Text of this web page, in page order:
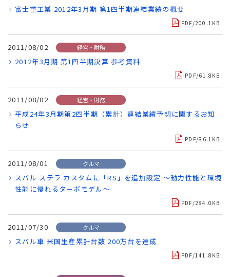
富士重工業 2012年3月期 第1四半期連結業績の概要
PDF/200.1KB
2011/08/02 経営・財務
2012年3月期 第1四半期決算 参考資料
PDF/61.8KB
2011/08/02 経営・財務
平成24年3月期第2四半期（累計）連結業績予想に関するお知
らせ
PDF/86.1KB
2011/08/01 クルマ
スバル ステラ カスタムに「RS」を追加設定 ～動力性能と環境
性能に優れるターボモデル～
PDF/284.0KB
2011/07/30 クルマ
スバル車 米国生産累計台数 200万台を達成
PDF/141.8KB